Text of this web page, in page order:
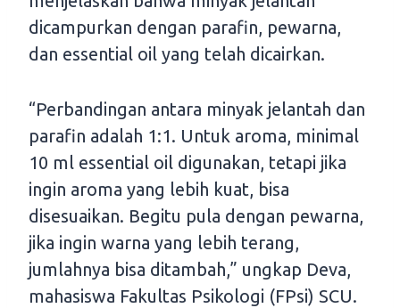
dicampurkan dengan parafin, pewarna,
dan essential oil yang telah dicairkan.
“Perbandingan antara minyak jelantah dan
parafin adalah 1:1. Untuk aroma, minimal
10 ml essential oil digunakan, tetapi jika
ingin aroma yang lebih kuat, bisa
disesuaikan. Begitu pula dengan pewarna,
jika ingin warna yang lebih terang,
jumlahnya bisa ditambah,” ungkap Deva,
mahasiswa Fakultas Psikologi (FPsi) SCU.